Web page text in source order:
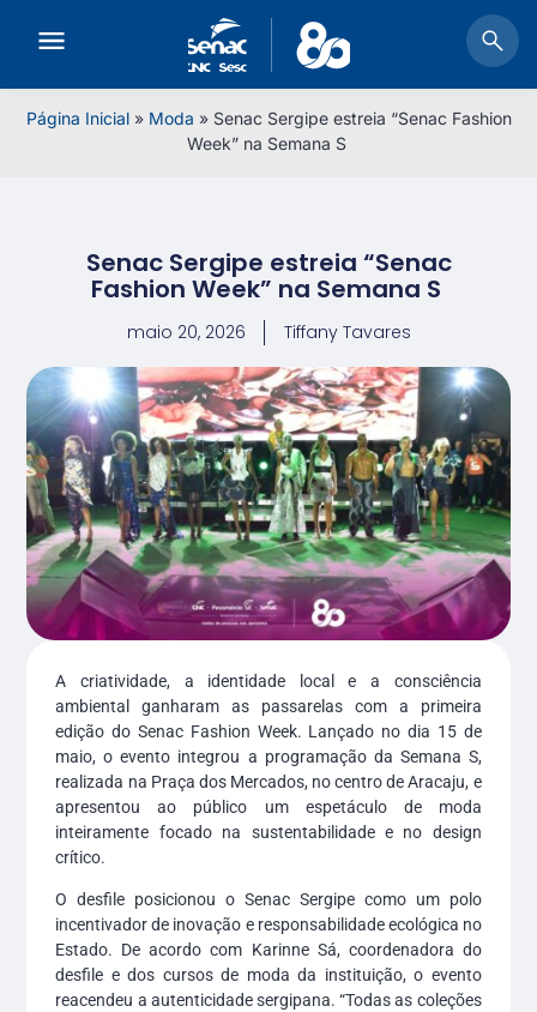
Página Inicial» Moda » Senac Sergipe estreia “Senac Fashion
Week” na Semana S
Senac Sergipe estreia “Senac
Fashion Week” na Semana S
maio 20, 2026 Tiffany Tavares
A criatividade, a identidade local e a consciência
ambiental ganharam as passarelas com a primeira
edição do Senac Fashion Week. Lançado no dia 15 de
maio, o evento integrou a programação da Semana S,
realizada na Praça dos Mercados, no centro de Aracaju, e
apresentou ao público um espetáculo de moda
inteiramente focado na sustentabilidade e no design
crítico.
O desfile posicionou o Senac Sergipe como um polo
incentivador de inovação e responsabilidade ecológica no
Estado. De acordo com Karinne Sá, coordenadora do
desfile e dos cursos de moda da instituição, o evento
reacendeu a autenticidade sergipana. “Todas as coleções